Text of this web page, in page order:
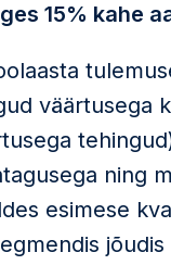
15% kahe
väärtusega
ning
esimese
jõudis